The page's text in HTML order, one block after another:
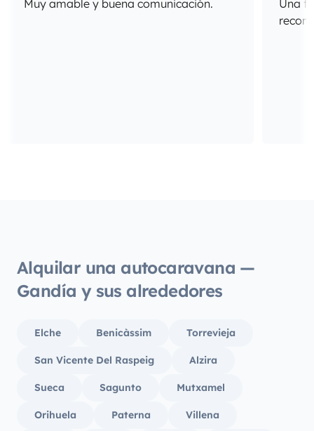
Muy amable y buena comunicación.
Una
Alquilar una autocaravana —
Gandía y sus alrededores
Elche Benicàssim Torrevieja
San Vicente Del Raspeig Alzira
Sueca Sagunto Mutxamel
Orihuela Paterna Villena